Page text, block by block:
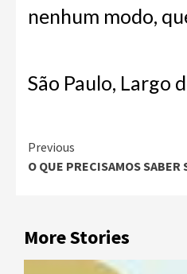
nenhum modo,
São Paulo, Largo
Previous
O QUE PRECISAMOS SABER
More Stories